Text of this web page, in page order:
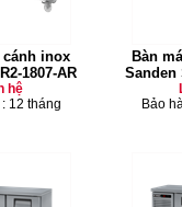
cánh inox
1807-AR
hệ
12 tháng
Bàn
Sanden
Bảo